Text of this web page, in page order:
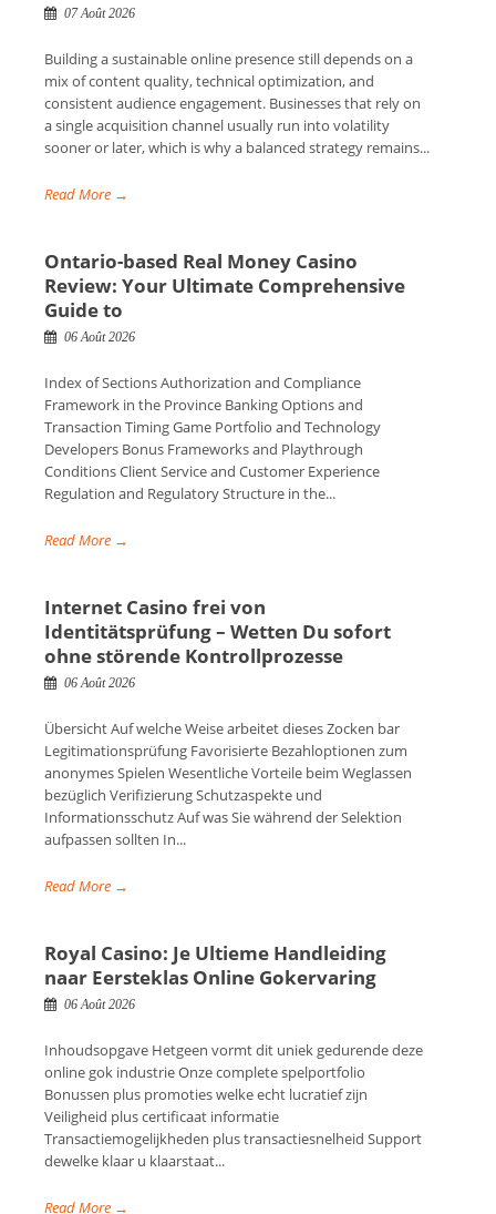
07 Août 2026
Building a sustainable online presence still depends on a
mix of content quality, technical optimization, and
consistent audience engagement. Businesses that rely on
a single acquisition channel usually run into volatility
sooner or later, which is why a balanced strategy remains...
Read More →
Ontario-based Real Money Casino
Review: Your Ultimate Comprehensive
Guide to
06 Août 2026
Index of Sections Authorization and Compliance
Framework in the Province Banking Options and
Transaction Timing Game Portfolio and Technology
Developers Bonus Frameworks and Playthrough
Conditions Client Service and Customer Experience
Regulation and Regulatory Structure in the...
Read More →
Internet Casino frei von
Identitätsprüfung – Wetten Du sofort
ohne störende Kontrollprozesse
06 Août 2026
Übersicht Auf welche Weise arbeitet dieses Zocken bar
Legitimationsprüfung Favorisierte Bezahloptionen zum
anonymes Spielen Wesentliche Vorteile beim Weglassen
bezüglich Verifizierung Schutzaspekte und
Informationsschutz Auf was Sie während der Selektion
aufpassen sollten In...
Read More →
Royal Casino: Je Ultieme Handleiding
naar Eersteklas Online Gokervaring
06 Août 2026
Inhoudsopgave Hetgeen vormt dit uniek gedurende deze
online gok industrie Onze complete spelportfolio
Bonussen plus promoties welke echt lucratief zijn
Veiligheid plus certificaat informatie
Transactiemogelijkheden plus transactiesnelheid Support
dewelke klaar u klaarstaat...
Read More →